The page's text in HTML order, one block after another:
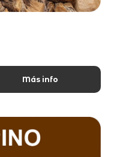
Más info